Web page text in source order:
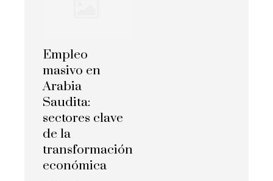
Empleo
masivo en
Arabia
Saudita:
sectores clave
de la
transformación
económica